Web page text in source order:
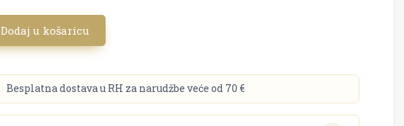
Dodaj u košaricu
Besplatna dostava u RH za narudžbe veće od 70 €